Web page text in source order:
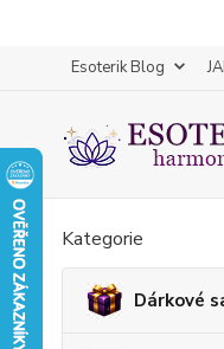
Esoterik Blog
Kategorie
Dárkové